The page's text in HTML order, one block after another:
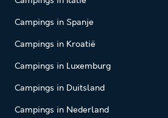
Campings in Spanje
Campings in Kroatië
Campings in Luxemburg
Campings in Duitsland
Campings in Nederland